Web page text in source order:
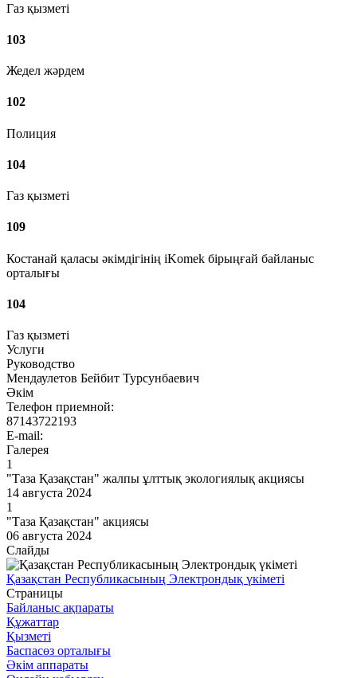
Газ қызметі
103
Жедел жәрдем
102
Полиция
104
Газ қызметі
109
Костанай қаласы әкімдігінің iKomek бірыңғай байланыс
орталығы
104
Газ қызметі
Услуги
Руководство
Мендаулетов Бейбит Турсунбаевич
Әкім
Телефон приемной:
87143722193
E-mail:
Галерея
1
"Таза Қазақстан" жалпы ұлттық экологиялық акциясы
14 августа 2024
1
"Таза Қазақстан" акциясы
06 августа 2024
Слайды
Қазақстан Республикасының Электрондық үкіметі
Страницы
Байланыс ақпараты
Құжаттар
Қызметі
Баспасөз орталығы
Әкім аппараты